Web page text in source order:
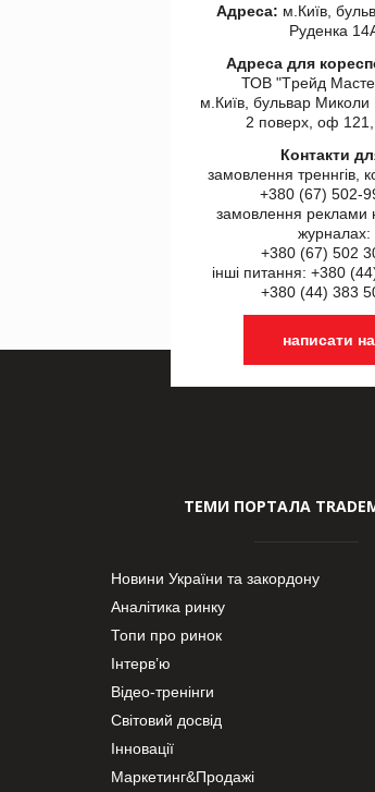
Адреса: м.Київ,
Руденка
Адреса для
ТОВ "Tрейд
м.Київ, бульвар Миколи
2 поверх, оф
Контакти
замовлення треннгів,
+380 (67) 502-
замовлення реклами
журналах:
+380 (67) 502
інші питання: +380
+380 (44) 383
написати
ТЕМИ ПОРТАЛА
Новини України та закордону
Аналітика ринку
Топи про ринок
Інтерв’ю
Відео-тренінги
Світовий досвід
Інновації
Маркетинг&Продажі